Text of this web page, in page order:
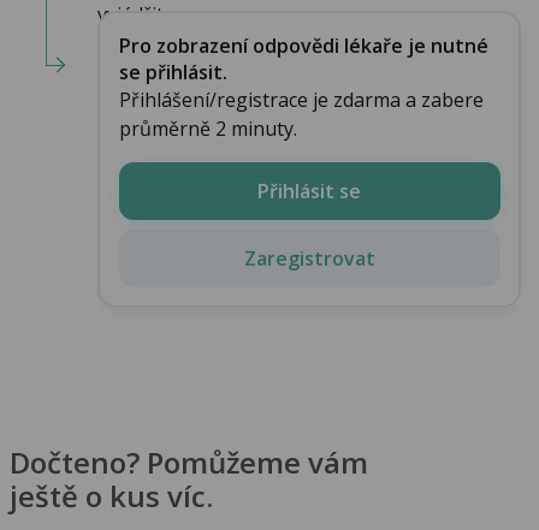
vyjádřit....
Pro zobrazení odpovědi lékaře je nutné
se přihlásit.
Přihlášení/registrace je zdarma a zabere
průměrně 2 minuty.
Přihlásit se
Zaregistrovat
Dočteno? Pomůžeme vám
ještě o kus víc.